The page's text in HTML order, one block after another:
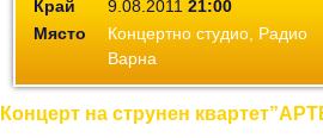
Край
9.08.2011 21:00
Място
Концертно студио, Радио
Варна
Концерт на струнен